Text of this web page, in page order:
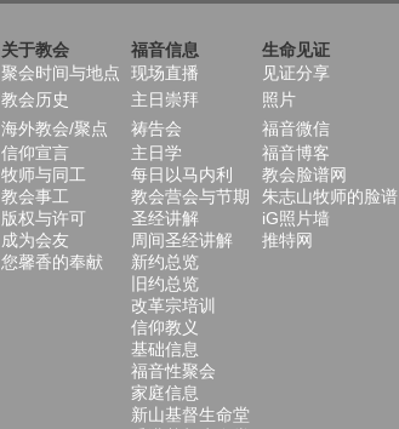
关于教会 福音信息 生命见证
聚会时间与地点 现场直播 见证分享
教会历史 主日崇拜 照片
海外教会/聚点 祷告会 福音微信
信仰宣言 主日学 福音博客
牧师与同工 每日以马内利 教会脸谱网
教会事工 教会营会与节期 朱志山牧师的脸谱
版权与许可 圣经讲解 iG照片墙
成为会友 周间圣经讲解 推特网
您馨香的奉献 新约总览
旧约总览
改革宗培训
信仰教义
基础信息
福音性聚会
家庭信息
新山基督生命堂